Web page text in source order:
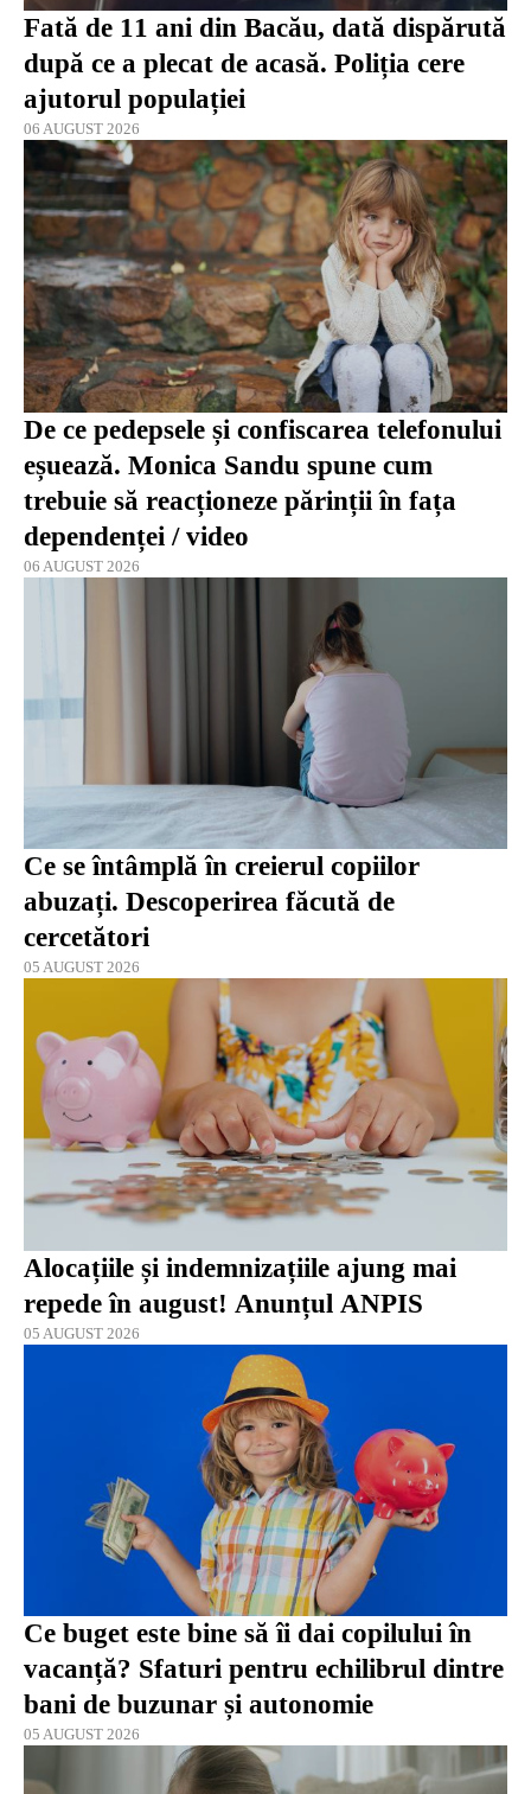
Fată de 11 ani din Bacău, dată dispărută
după ce a plecat de acasă. Poliția cere
ajutorul populației
06 AUGUST 2026
De ce pedepsele și confiscarea telefonului
eșuează. Monica Sandu spune cum
trebuie să reacționeze părinții în fața
dependenței / video
06 AUGUST 2026
Ce se întâmplă în creierul copiilor
abuzați. Descoperirea făcută de
cercetători
05 AUGUST 2026
Alocațiile și indemnizațiile ajung mai
repede în august! Anunțul ANPIS
05 AUGUST 2026
Ce buget este bine să îi dai copilului în
vacanță? Sfaturi pentru echilibrul dintre
bani de buzunar și autonomie
05 AUGUST 2026